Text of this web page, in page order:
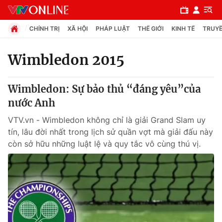
Chuyên mục
Chính trị
Xã hội
Pháp luật
Y tế
Thế giới
CHÍNH TRỊ XÃ HỘI PHÁP LUẬT THẾ GIỚI KINH TẾ
Wimbledon 2015
Wimbledon: Sự bảo thủ “đáng yêu”của
nước Anh
VTV.vn - Wimbledon không chỉ là giải Grand Slam uy
tín, lâu đời nhất trong lịch sử quần vợt mà giải đấu này
còn sở hữu những luật lệ và quy tắc vô cùng thú vị.